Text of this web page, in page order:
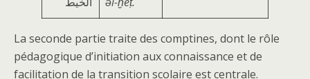
La seconde partie traite des comptines, dont le rôle
pédagogique d’initiation aux connaissance et de
facilitation de la transition scolaire est centrale.